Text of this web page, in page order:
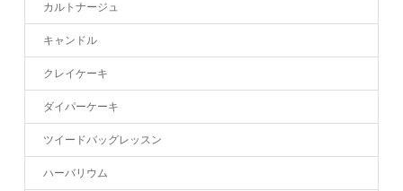
カルトナージュ
キャンドル
クレイケーキ
ダイパーケーキ
ツイードバッグレッスン
ハーバリウム